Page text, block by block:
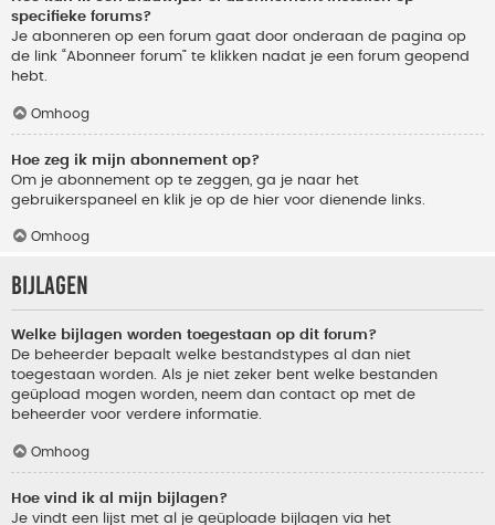
specifieke forums?
Je abonneren op een forum gaat door onderaan de pagina op
de link “Abonneer forum” te klikken nadat je een forum geopend
hebt.
Omhoog
Hoe zeg ik mijn abonnement op?
Om je abonnement op te zeggen, ga je naar het
gebruikerspaneel en klik je op de hier voor dienende links.
Omhoog
Bijlagen
Welke bijlagen worden toegestaan op dit forum?
De beheerder bepaalt welke bestandstypes al dan niet
toegestaan worden. Als je niet zeker bent welke bestanden
geüpload mogen worden, neem dan contact op met de
beheerder voor verdere informatie.
Omhoog
Hoe vind ik al mijn bijlagen?
Je vindt een lijst met al je geüploade bijlagen via het